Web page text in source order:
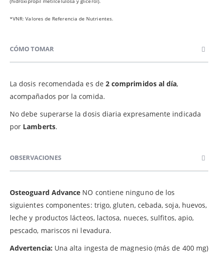
*VNR: Valores de Referencia de Nutrientes.
CÓMO TOMAR
La dosis recomendada es de 2 comprimidos al día,
acompañados por la comida.
No debe superarse la dosis diaria expresamente indicada
por Lamberts.
OBSERVACIONES
Osteoguard Advance NO contiene ninguno de los
siguientes componentes: trigo, gluten, cebada, soja, huevos,
leche y productos lácteos, lactosa, nueces, sulfitos, apio,
pescado, mariscos ni levadura.
Advertencia: Una alta ingesta de magnesio (más de 400 mg)